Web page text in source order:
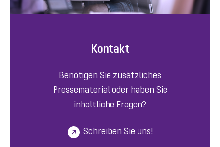
Kontakt
Benötigen Sie zusätzliches
Pressematerial oder haben Sie
inhaltliche Fragen?
Schreiben Sie uns!